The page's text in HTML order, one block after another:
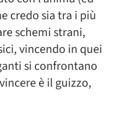
credo sia tra i più
schemi strani,
vincendo in quei
si confrontano
è il guizzo,